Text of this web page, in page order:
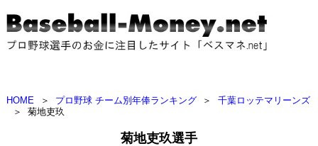
HOME ＞ プロ野球 チーム別年俸ランキング ＞
千葉ロッテマリーンズ
＞
菊地吏玖
菊地吏玖選手